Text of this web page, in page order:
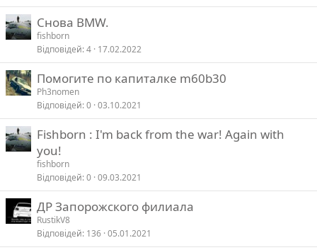
Снова BMW.
fishborn
Відповідей 4 17.02.2022
Помогите по капиталке m60b30
Ph3nomen
Відповідей 0 03.10.2021
Fishborn : I'm back from the war! Again with
you!
fishborn
Відповідей 0 09.03.2021
ДР Запорожского филиала
RustikV8
Відповідей 136 05.01.2021